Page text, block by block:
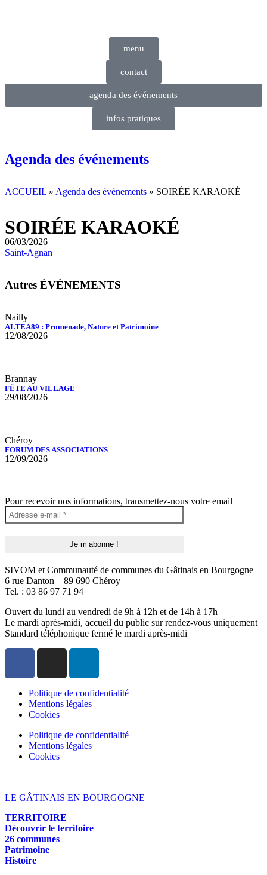
menu
contact
agenda des événements
infos pratiques
Agenda des événements
ACCUEIL » Agenda des événements » SOIRÉE KARAOKÉ
SOIRÉE KARAOKÉ
06/03/2026
Saint-Agnan
Autres ÉVÉNEMENTS
Nailly
ALTEA89 : Promenade, Nature et Patrimoine
12/08/2026
Brannay
FÊTE AU VILLAGE
29/08/2026
Chéroy
FORUM DES ASSOCIATIONS
12/09/2026
Pour recevoir nos informations, transmettez-nous votre email
SIVOM et Communauté de communes du Gâtinais en Bourgogne
6 rue Danton – 89 690 Chéroy
Tel. : 03 86 97 71 94
Ouvert du lundi au vendredi de 9h à 12h et de 14h à 17h
Le mardi après-midi, accueil du public sur rendez-vous uniquement
Standard téléphonique fermé le mardi après-midi
Politique de confidentialité
Mentions légales
Cookies
Politique de confidentialité
Mentions légales
Cookies
LE GÂTINAIS EN BOURGOGNE
TERRITOIRE
Découvrir le territoire
26 communes
Patrimoine
Histoire